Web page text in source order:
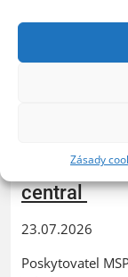
Zásady
společnost
s řešením
central
23.07.2026
Poskytovatel